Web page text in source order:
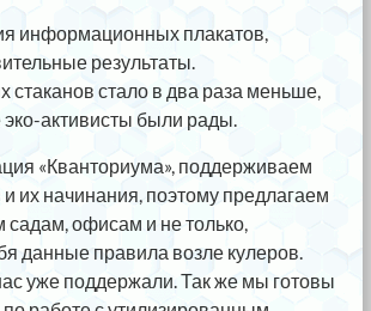
информационных плакатов,
результаты.
стаканов стало в два раза меньше,
активисты были рады.
«Кванториума», поддерживаем
их начинания, поэтому предлагаем
садам, офисам и не только,
данные правила возле кулеров.
уже поддержали. Так же мы готовы